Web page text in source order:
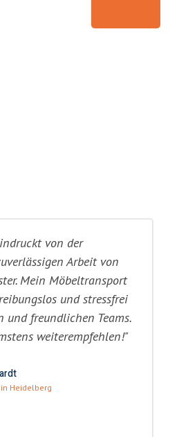
von der
Arbeit von
Mein Möbeltransport
und stressfrei
und freundlichen Teams.
weiterempfehlen!"
Heidelberg